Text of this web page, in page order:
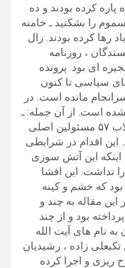
پاره کرده بودند و ده
را بشکنید ـ خامنه
رها کرده بودند. زال
، روزنامه
ای بود. پرونده
سیاسی تا کنون
مانده است. در
شده است. از آن جمله: ـ
او اولین روزنامه نگاری بود که قبل ازانقلاب ۵۷ مسئولین اصلی
این اقدام در شرایطی
این آتش سوزی
نداشت. این افشا
که خشم و کینه
این مقاله به چند و
بود و از چند
نام های آیت الله
زاده ، رشیدیان
ریزی و اجرا کرده